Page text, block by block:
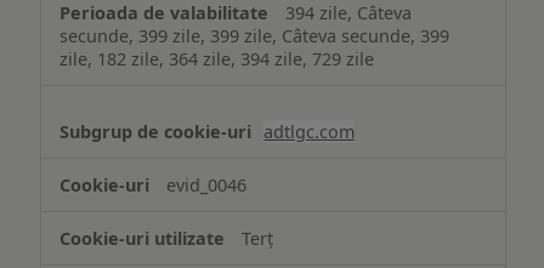
394 zile, Câteva
secunde, 399 zile, 399 zile, Câteva secunde, 399
zile, 182 zile, 364 zile, 394 zile, 729 zile
adtlgc.com
evid_0046
Terț